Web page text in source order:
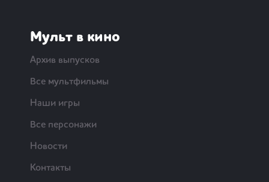
Мульт в кино
Архив выпусков
Все мультфильмы
Наши игры
Все персонажи
Новости
Контакты